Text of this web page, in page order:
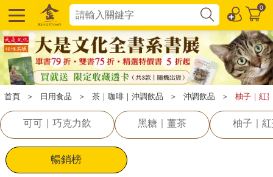
0
首頁 ＞ 日用食品 ＞ 茶｜咖啡｜沖調飲品 ＞ 沖調飲品 ＞ 柚子｜紅
可可｜巧克力飲 黑糖｜薑茶 柚子｜
暢銷榜